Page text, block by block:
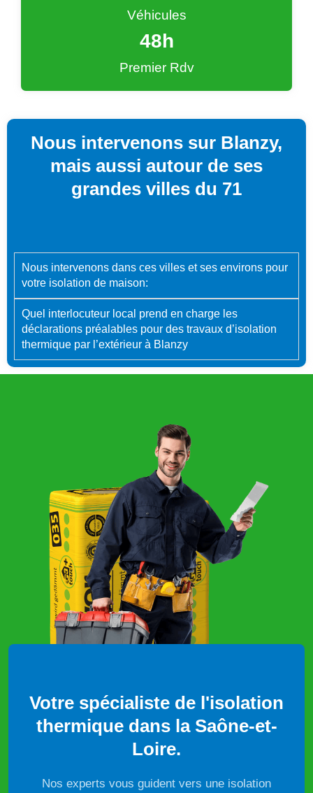
Véhicules
Premier Rdv
48h
Nous intervenons sur Blanzy,
mais aussi autour de ses
grandes villes du 71
Nous intervenons dans ces villes et ses environs pour
votre isolation de maison:
Quel interlocuteur local prend en charge les
déclarations préalables pour des travaux d’isolation
thermique par l’extérieur à Blanzy
Votre spécialiste de l'isolation
thermique dans la Saône-et-
Loire.
Nos experts vous guident vers une isolation